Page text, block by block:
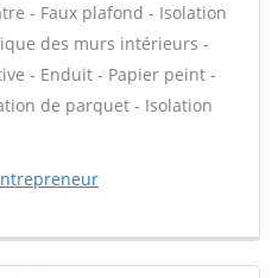
- Faux plafond - Isolation
des murs intérieurs -
- Enduit - Papier peint -
de parquet - Isolation